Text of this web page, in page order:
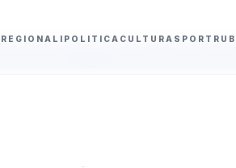
REGIONALI POLITICA CULTURA SPORT